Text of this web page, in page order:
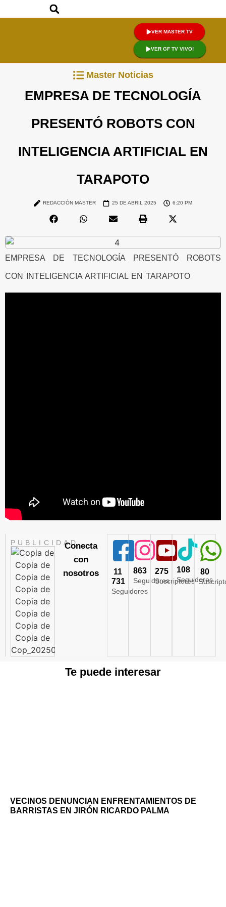
VER MASTER TV
VER GF TV VIVO!
Master Noticias
EMPRESA DE TECNOLOGÍA
PRESENTÓ ROBOTS CON
INTELIGENCIA ARTIFICIAL EN
TARAPOTO
REDACCIÓN MASTER 25 DE ABRIL 2025 6:20 PM
EMPRESA DE TECNOLOGÍA PRESENTÓ ROBOTS
CON INTELIGENCIA ARTIFICIAL EN TARAPOTO
PUBLICIDADConecta
con
nosotros
11
731
Seguidores
863
Seguidores
275
Suscriptores
108
Seguidores
80
Te puede interesar
VECINOS DENUNCIAN ENFRENTAMIENTOS DE
BARRISTAS EN JIRÓN RICARDO PALMA